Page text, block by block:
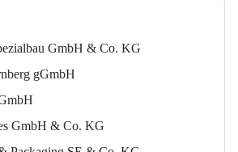
GmbH & Co. KG
gGmbH
GmbH & Co. KG